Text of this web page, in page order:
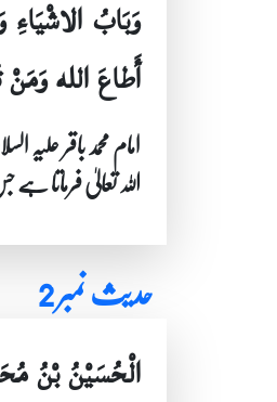
وَبَابُ
أَطاعَ الله
امام محمد باقر
اللہ تعالیٰ
حدیث نمبر 2
الْحُسَيْنُ بْنُ